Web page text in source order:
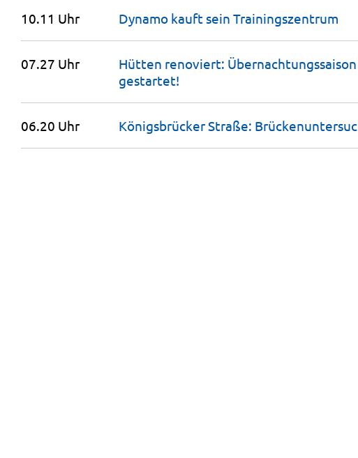
10.11 Uhr Dynamo kauft sein Trainingszentrum
07.27 Uhr
Hütten renoviert: Übernachtungssaison
gestartet!
06.20 Uhr Königsbrücker Straße: